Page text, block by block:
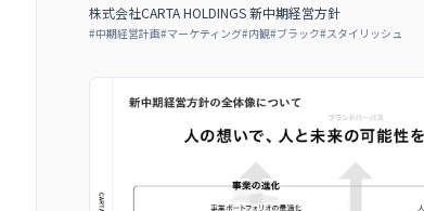
株式会社CARTA HOLDINGS 新中期経営方針
#中期経営計画#マーケティング#内観#ブラック#スタイリッシュ